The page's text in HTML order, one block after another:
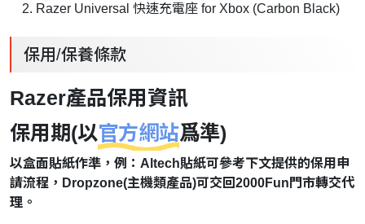
Razer Universal 快速充電座 for Xbox (Carbon Black)
保用/保養條款
Razer產品保用資訊
保用期(以官方網站爲準)
以盒面貼紙作準，例：Altech貼紙可參考下文提供的保用申
請流程，Dropzone(主機類產品)可交回2000Fun門市轉交代
理。